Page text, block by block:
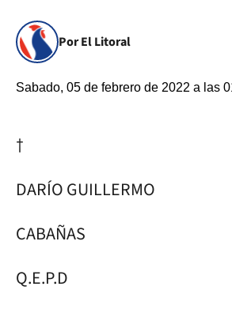
Por El Litoral
Sabado, 05 de febrero de 2022 a las
†
DARÍO GUILLERMO
CABAÑAS
Q.E.P.D